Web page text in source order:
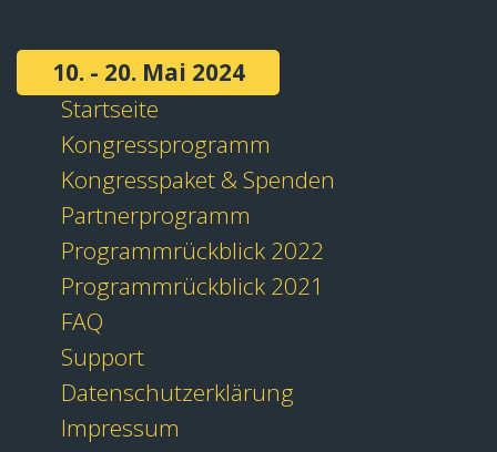
10. - 20. Mai 2024
Startseite
Kongressprogramm
Kongresspaket & Spenden
Partnerprogramm
Programmrückblick 2022
Programmrückblick 2021
FAQ
Support
Datenschutzerklärung
Impressum